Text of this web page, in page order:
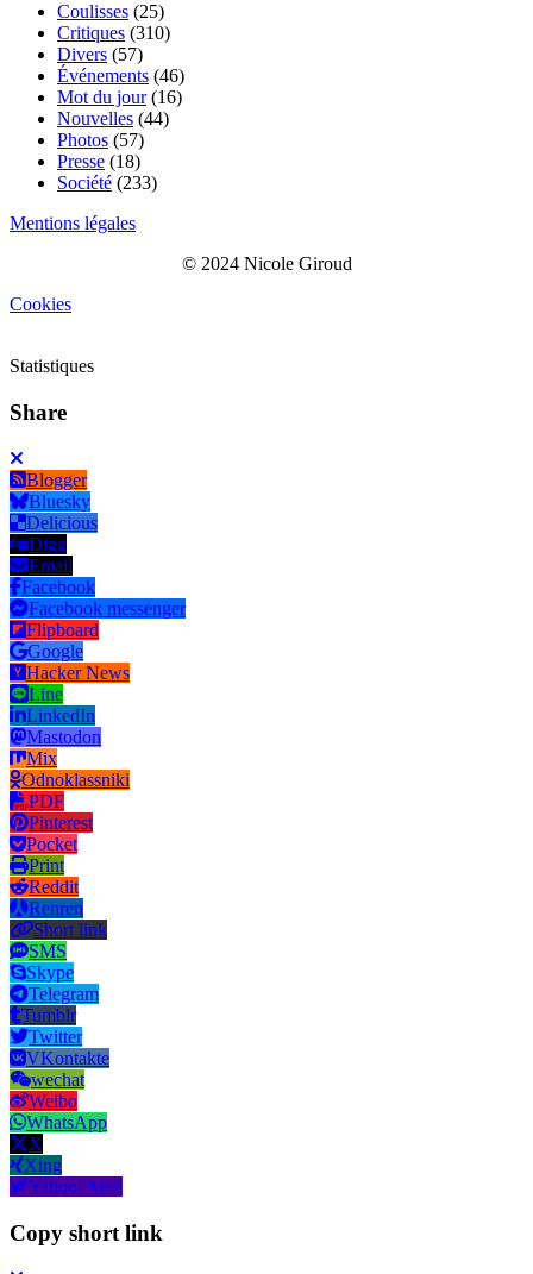
Coulisses (25)
Critiques (310)
Divers (57)
Événements (46)
Mot du jour(16)
Nouvelles (44)
Photos (57)
Presse (18)
Société (233)
Mentions légales
© 2024 Nicole Giroud
Cookies
Statistiques
Share
Blogger
Bluesky
Delicious
Digg
Email
Facebook
Facebook messenger
Flipboard
Google
Hacker News
Line
LinkedIn
Mastodon
Mix
Odnoklassniki
PDF
Pinterest
Pocket
Print
Reddit
Renren
Short link
SMS
Skype
Telegram
Tumblr
Twitter
VKontakte
wechat
Weibo
WhatsApp
X
Xing
Yahoo! Mail
Copy short link